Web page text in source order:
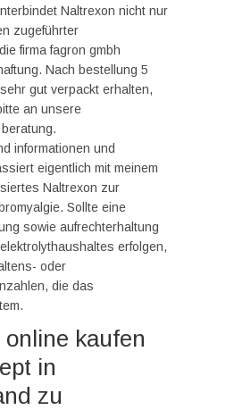
Naltrexon nicht nur
zugeführter
firma fagron gmbh
Nach bestellung 5
gut verpackt erhalten,
an unsere
informationen und
eigentlich mit meinem
Naltrexon zur
Sollte eine
sowie aufrechterhaltung
erfolgen,
oder
die das
kaufen
in
zu